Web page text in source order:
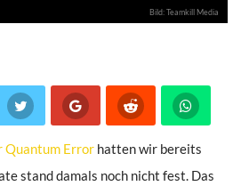
Bild: Teamkill Media
Quantum Error hatten wir bereits
stand damals noch nicht fest. Das